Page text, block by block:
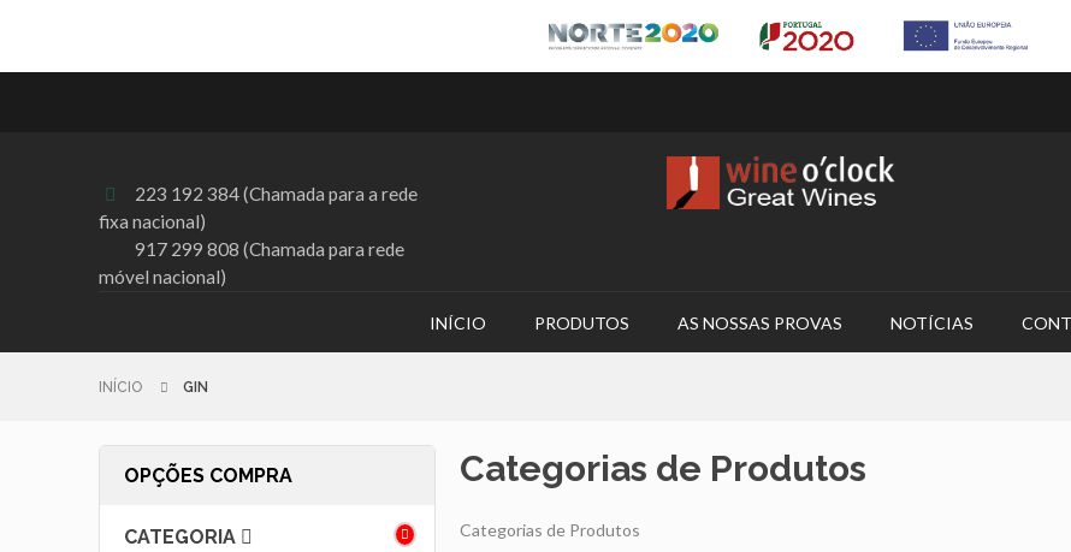

223 192 384 (Chamada para a rede
fixa nacional)
917 299 808 (Chamada para rede
móvel nacional)
INÍCIO PRODUTOS AS NOSSAS PROVAS NOTÍCIAS
INÍCIO GIN
Categorias de Produtos
Categorias de Produtos
OPÇÕES COMPRA
CATEGORIA